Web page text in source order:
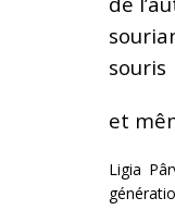
souris
et
Ligia